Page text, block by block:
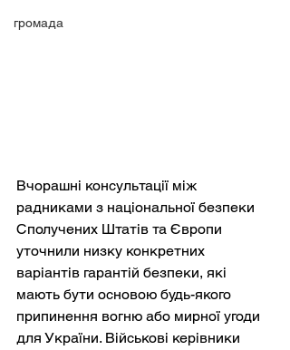
громада
Вчорашні консультації між
радниками з національної безпеки
Сполучених Штатів та Європи
уточнили низку конкретних
варіантів гарантій безпеки, які
мають бути основою будь-якого
припинення вогню або мирної угоди
для України. Військові керівники